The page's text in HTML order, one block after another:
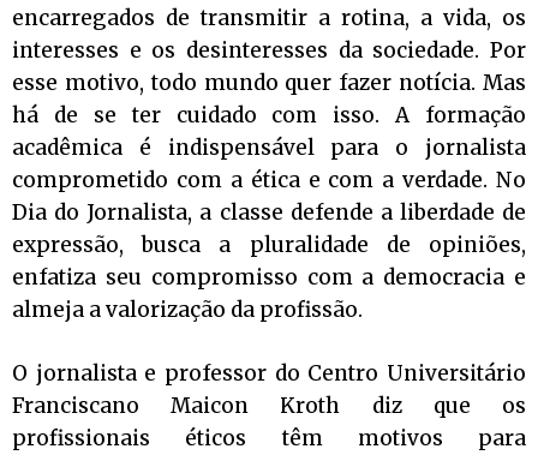
encarregados de transmitir a rotina, a vida, os
interesses e os desinteresses da sociedade. Por
esse motivo, todo mundo quer fazer notícia. Mas
há de se ter cuidado com isso. A formação
acadêmica é indispensável para o jornalista
comprometido com a ética e com a verdade. No
Dia do Jornalista, a classe defende a liberdade de
expressão, busca a pluralidade de opiniões,
enfatiza seu compromisso com a democracia e
almeja a valorização da profissão.
O jornalista e professor do Centro Universitário
Franciscano Maicon Kroth diz que os
profissionais éticos têm motivos para